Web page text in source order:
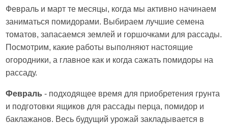
Февраль и март те месяцы, когда мы активно начинаем
заниматься помидорами. Выбираем лучшие семена
томатов, запасаемся землей и горшочками для рассады.
Посмотрим, какие работы выполняют настоящие
огородники, а главное как и когда сажать помидоры на
рассаду.
Февраль- подходящее время для приобретения грунта
и подготовки ящиков для рассады перца, помидор и
баклажанов. Весь будущий урожай закладывается в